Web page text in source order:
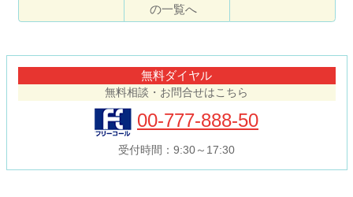
の一覧へ
無料ダイヤル
無料相談・お問合せはこちら
00-777-888-50
受付時間：9:30～17:30